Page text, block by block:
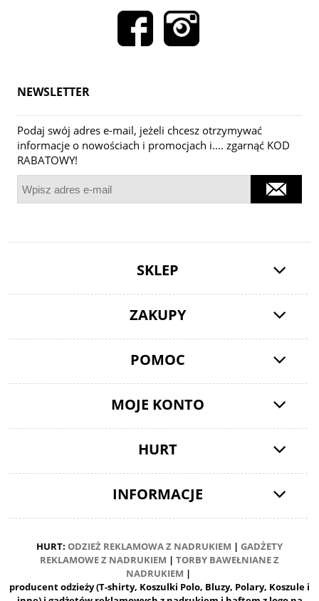
NEWSLETTER
Podaj swój adres e-mail, jeżeli chcesz otrzymywać
informacje o nowościach i promocjach i.... zgarnąć KOD
RABATOWY!
SKLEP
ZAKUPY
POMOC
MOJE KONTO
HURT
INFORMACJE
HURT: ODZIEŻ REKLAMOWA Z NADRUKIEM | GADŻETY
REKLAMOWE Z NADRUKIEM | TORBY BAWEŁNIANE Z
NADRUKIEM |
producent odzieży (T-shirty, Koszulki Polo, Bluzy, Polary, Koszule i